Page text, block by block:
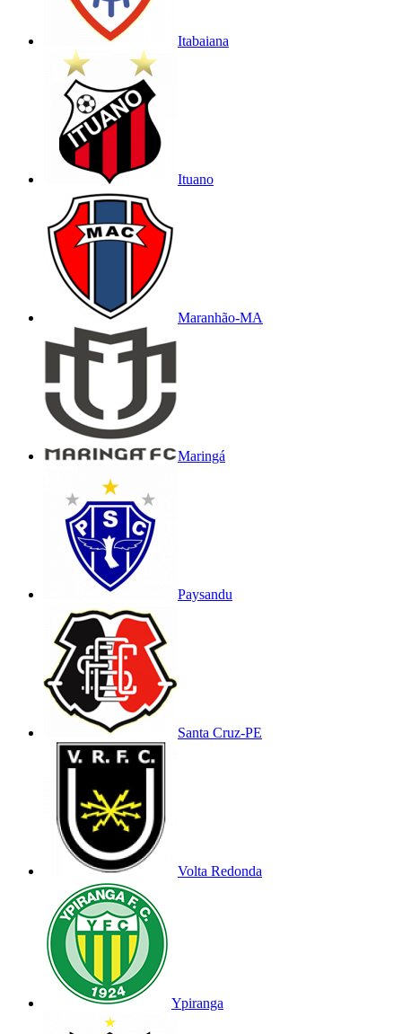
Itabaiana
Ituano
Maranhão-MA
Maringá
Paysandu
Santa Cruz-PE
Volta Redonda
Ypiranga